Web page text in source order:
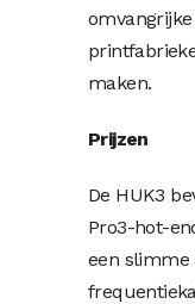
maken.
Prijzen
De HUK3
Pro3-hot-
een slimme